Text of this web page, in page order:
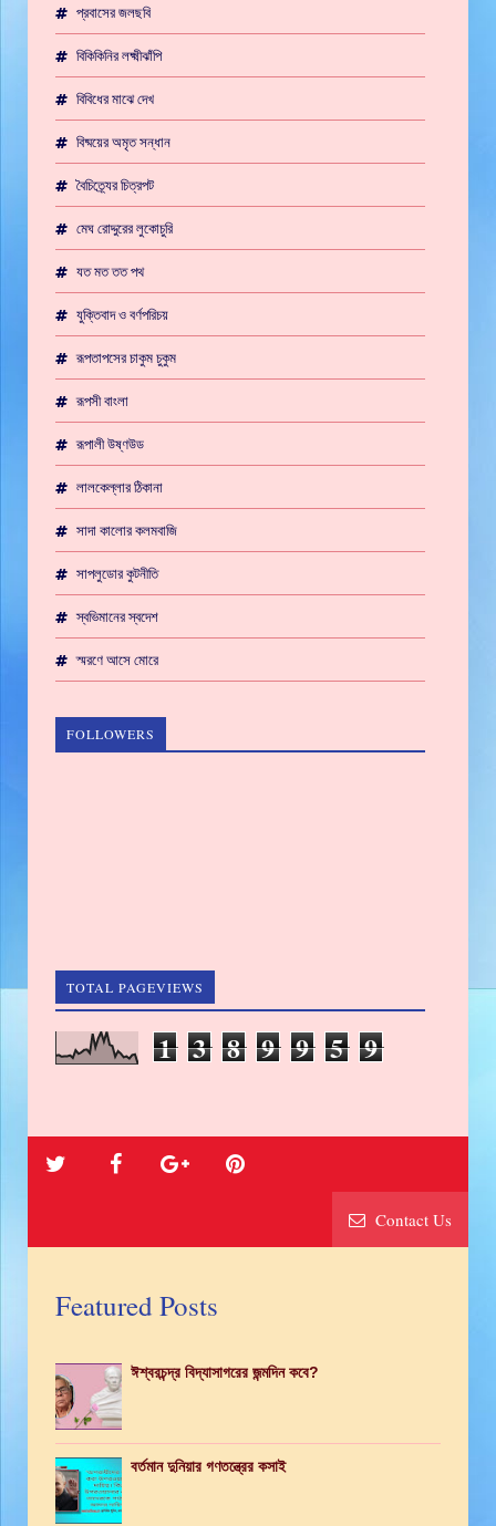
প্রবাসের জলছবি
বিকিকিনির লক্ষ্মীঝাঁপি
বিবিধের মাঝে দেখ
বিষ্ময়ের অমৃত সন্ধান
বৈচিত্র্যের চিত্রপট
মেঘ রোদ্দুরের লুকোচুরি
যত মত তত পথ
যুক্তিবাদ ও বর্ণপরিচয়
রূপতাপসের চাকুম চুকুম
রূপসী বাংলা
রূপালী উষ্ণউড
লালকেল্লার ঠিকানা
সাদা কালোর কলমবাজি
সাপলুডোর কুটনীতি
স্বভিমানের স্বদেশ
স্মরণে আসে মোরে
FOLLOWERS
TOTAL PAGEVIEWS
1 3 8 9 9 5 9
Contact Us
Featured Posts
ঈশ্বরচন্দ্র বিদ্যাসাগরের জন্মদিন কবে?
বর্তমান দুনিয়ার গণতন্ত্রের কসাই